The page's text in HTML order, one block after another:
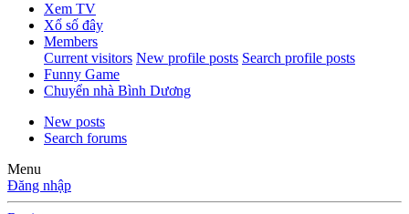
Xem TV
Xổ số đây
Members
Current visitors New profile posts Search profile posts
Funny Game
Chuyển nhà Bình Dương
New posts
Search forums
Menu
Đăng nhập